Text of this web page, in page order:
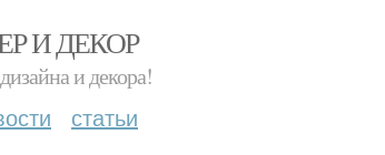
И ДЕКОР
и декора!
статьи